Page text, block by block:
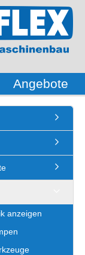
Angebote
anzeigen